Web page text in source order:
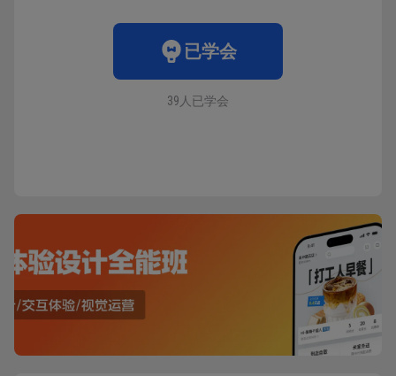
已学会
39人已学会